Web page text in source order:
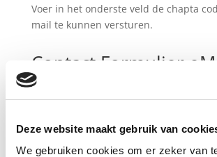
Deze website maakt gebruik van
We gebruiken cookies om er zeker van
Voer in het onderste veld de chapta
mail te kunnen versturen.
Contact Formulier
Services